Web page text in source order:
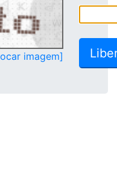
imagem]